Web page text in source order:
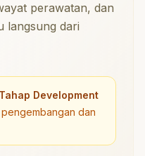
perawatan, dan
langsung dari
Development
dan